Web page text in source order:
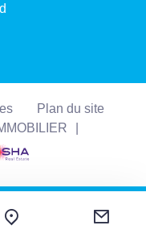
Plan du site